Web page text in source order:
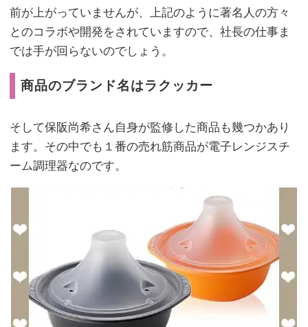
前が上がっていませんが、上記のように著名人の方々
とのコラボや開発をされていますので、社長の仕事ま
では手が回らないのでしょう。
商品のブランド名はラクッカー
そして保阪尚希さん自身が監修した商品も幾つかあり
ます。その中でも１番の売れ筋商品が電子レンジスチ
ーム調理器なのです。